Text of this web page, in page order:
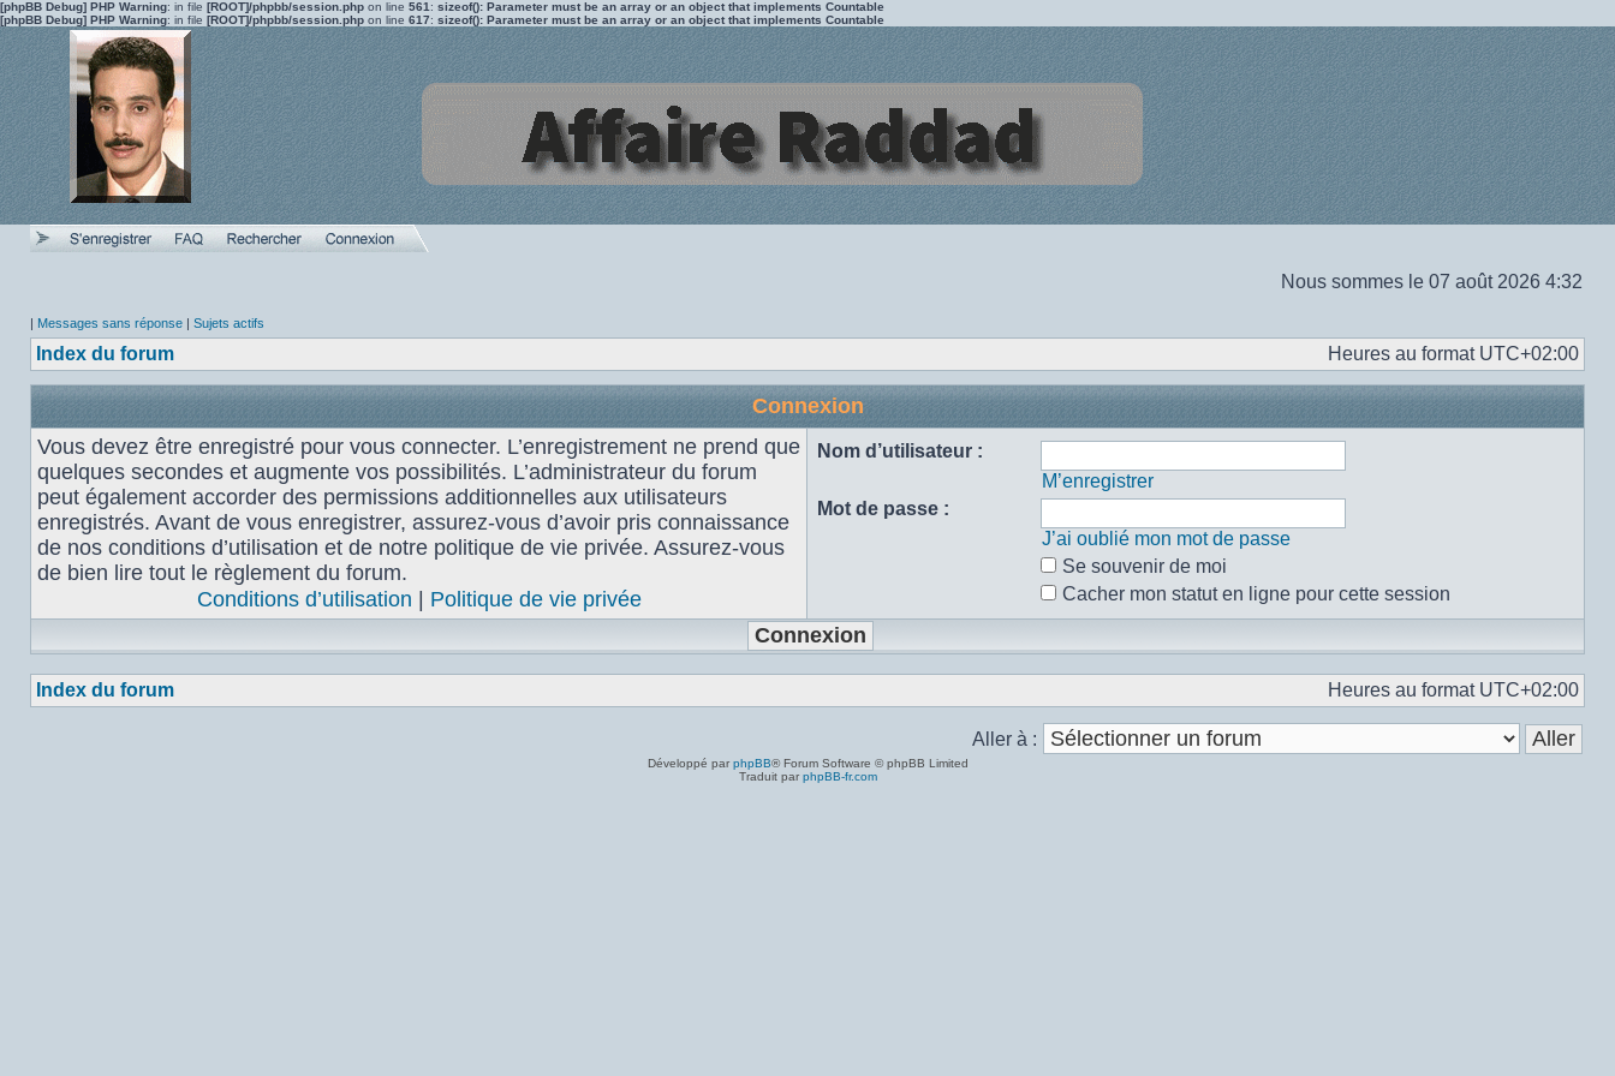
[phpBB Debug] PHP Warning: in file [ROOT]/phpbb/session.php on line 561 : sizeof(): Parameter must be an array or an object that implements Countable
[phpBB Debug] PHP Warning: in file [ROOT]/phpbb/session.php on line 617: sizeof(): Parameter must be an array or an object that implements Countable
Nous sommes le 07 août 2026 4:32
| Messages sans réponse | Sujets actifs
Index du forum Heures au format UTC+02:00
Connexion
Vous devez être enregistré pour vous connecter. L’enregistrement ne prend que
quelques secondes et augmente vos possibilités. L’administrateur du forum
peut également accorder des permissions additionnelles aux utilisateurs
enregistrés. Avant de vous enregistrer, assurez-vous d’avoir pris connaissance
de nos conditions d’utilisation et de notre politique de vie privée. Assurez-vous
de bien lire tout le règlement du forum.
Conditions d’utilisation
Politique de vie privée
Nom d’utilisateur :
M’enregistrer
Mot de passe :
J’ai oublié mon mot de passe
Se souvenir de moi
Cacher mon statut en ligne pour cette session
Index du forum Heures au format UTC+02:00
Aller à :
Développé par phpBB® Forum Software © phpBB Limited
Traduit par phpBB-fr.com